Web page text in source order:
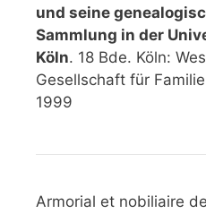
und seine
Sammlung in der
Köln. 18 Bde. Köln:
Gesellschaft für
1999
Armorial et nobiliaire